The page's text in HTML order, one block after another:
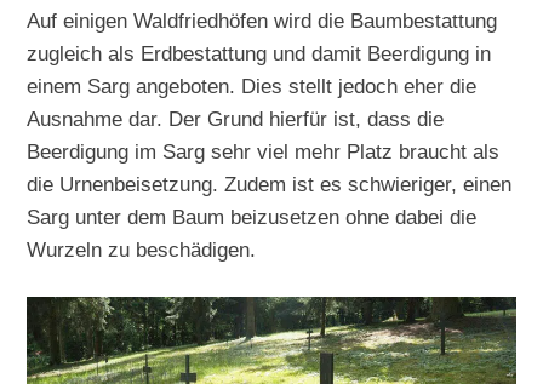
Auf einigen Waldfriedhöfen wird die Baumbestattung
zugleich als Erdbestattung und damit Beerdigung in
einem Sarg angeboten. Dies stellt jedoch eher die
Ausnahme dar. Der Grund hierfür ist, dass die
Beerdigung im Sarg sehr viel mehr Platz braucht als
die Urnenbeisetzung. Zudem ist es schwieriger, einen
Sarg unter dem Baum beizusetzen ohne dabei die
Wurzeln zu beschädigen.